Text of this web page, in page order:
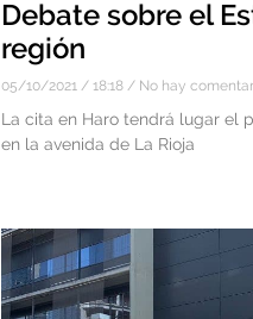
Debate sobre el
región
05/10/2021 18:18 No hay
La cita en Haro tendrá lugar el
en la avenida de La Rioja